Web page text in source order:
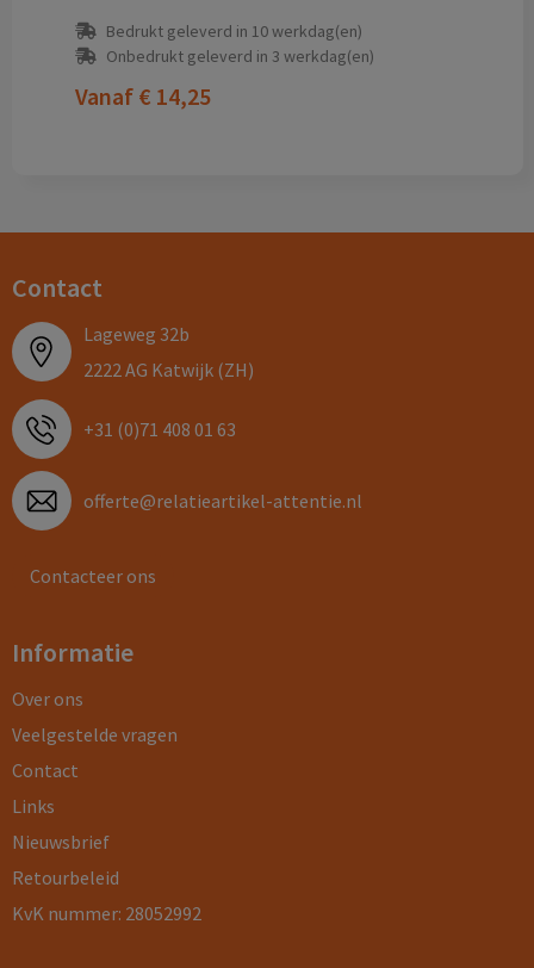
Bedrukt geleverd in 10 werkdag(en)
Onbedrukt geleverd in 3 werkdag(en)
Vanaf € 14,25
Contact
Lageweg 32b
2222 AG Katwijk (ZH)
+31 (0)71 408 01 63
offerte@relatieartikel-attentie.nl
Contacteer ons
Informatie
Over ons
Veelgestelde vragen
Contact
Links
Nieuwsbrief
Retourbeleid
KvK nummer: 28052992